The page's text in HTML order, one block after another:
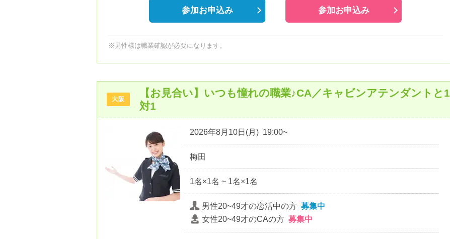
参加お申込み 参加お申込み
※男性様は職業確認が必要になります。
大阪
【お見合い】いつも憧れの職業♪CA／キャビンアテンダントと1
対1
2026年8月10日(月) 19:00~
梅田
1名×1名 ~ 1名×1名
男性20~49才の恋活中の方 募集中
女性20~49才のCAの方 募集中